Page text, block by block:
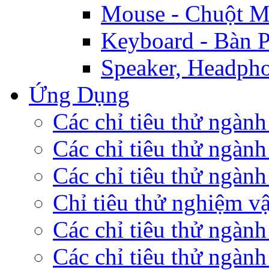
Mouse - Chuột
Keyboard - Bàn
Speaker,
Ứng Dụng
Các chỉ tiêu thử
Các chỉ tiêu thử
Các chỉ tiêu thử
Chỉ tiêu thử nghiệm
Các chỉ tiêu thử
Các chỉ tiêu thử